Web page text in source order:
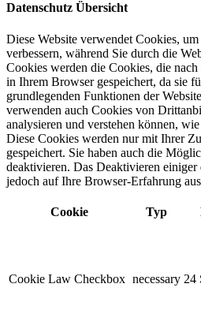
Datenschutz Übersicht
Diese Website verwendet Cookies,
verbessern, während Sie durch die
Cookies werden die Cookies, die
in Ihrem Browser gespeichert, da sie
grundlegenden Funktionen der
verwenden auch Cookies von
analysieren und verstehen können,
Diese Cookies werden nur mit Ihrer
gespeichert. Sie haben auch die
deaktivieren. Das Deaktivieren einiger
jedoch auf Ihre Browser-Erfahrung
Cookie Typ
Cookie Law Checkbox necessary 24